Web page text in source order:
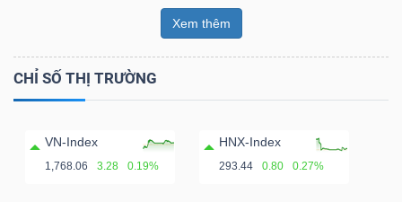
Xem thêm
CHỈ SỐ THỊ TRƯỜNG
VN-Index
1,768.06 3.28 0.19%
HNX-Index
293.44 0.80 0.27%